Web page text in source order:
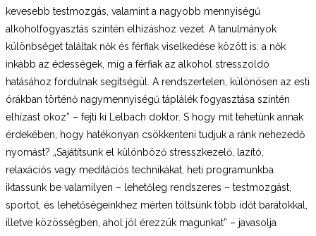
kevesebb testmozgás, valamint a nagyobb mennyiségű
alkoholfogyasztás szintén elhízáshoz vezet. A tanulmányok
különbséget találtak nők és férfiak viselkedése között is: a nők
inkább az édességek, míg a férfiak az alkohol stresszoldó
hatásához fordulnak segítségül. A rendszertelen, különösen az esti
órákban történő nagymennyiségű táplálék fogyasztása szintén
elhízást okoz” – fejti ki Lelbach doktor. S hogy mit tehetünk annak
érdekében, hogy hatékonyan csökkenteni tudjuk a ránk nehezedő
nyomást? „Sajátítsunk el különböző stresszkezelő, lazító,
relaxációs vagy meditációs technikákat, heti programunkba
iktassunk be valamilyen – lehetőleg rendszeres – testmozgást,
sportot, és lehetőségeinkhez mérten töltsünk több időt barátokkal,
illetve közösségben, ahol jól érezzük magunkat” – javasolja